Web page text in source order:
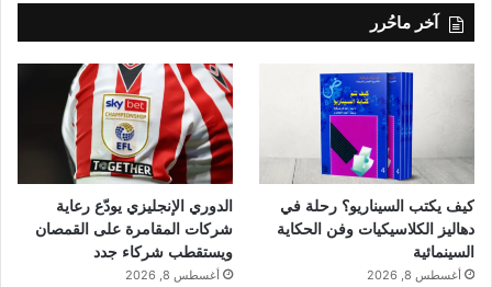
آخر ماحُرر
كيف يكتب السيناريو؟ رحلة في
دهاليز الكلاسيكيات وفن الحكاية
السينمائية
أغسطس 8, 2026
الدوري الإنجليزي يودّع رعاية
شركات المقامرة على القمصان
ويستقطب شركاء جدد
أغسطس 8, 2026